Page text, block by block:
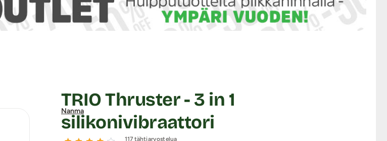
Nanma
TRIO Thruster - 3 in 1
silikonivibraattori
117 tähtiarvostelua